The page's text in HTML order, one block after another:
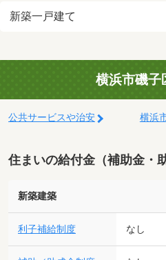
新築一戸建て
横浜市磯子
公共サービスや治安 横浜
住まいの給付金（補助金・
新築建築
利子補給制度 なし